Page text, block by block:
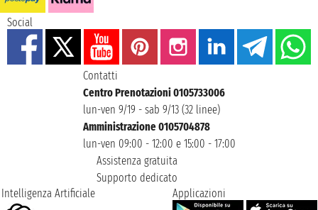
Social
Contatti
Centro Prenotazioni 0105733006
lun-ven 9/19 - sab 9/13 (32 linee)
Amministrazione 0105704878
lun-ven 09:00 - 12:00 e 15:00 - 17:00
Assistenza gratuita
Supporto dedicato
Intelligenza Artificiale
Applicazioni